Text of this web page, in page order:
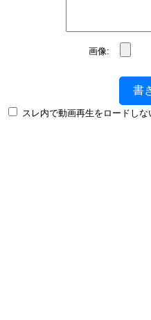
画像:
書
スレ内で動画再生をロードしな